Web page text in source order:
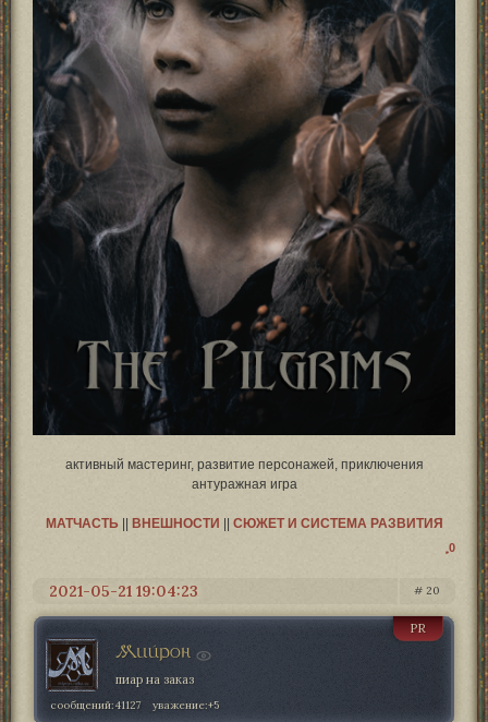
активный мастеринг, развитие персонажей, приключения
антуражная игра
МАТЧАСТЬ|| ВНЕШНОСТИ СЮЖЕТ И СИСТЕМА РАЗВИТИЯ
0
20
2021-05-21 19:04:23
Мийрон
PR
пиар на заказ
сообщений:41127 уважение:+5